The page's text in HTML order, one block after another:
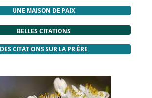
UNE MAISON DE PAIX
BELLES CITATIONS
DES CITATIONS SUR LA PRIÈRE